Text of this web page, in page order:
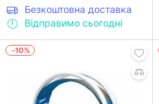
Безкоштовна доставка
Відправимо сьогодні
-10%